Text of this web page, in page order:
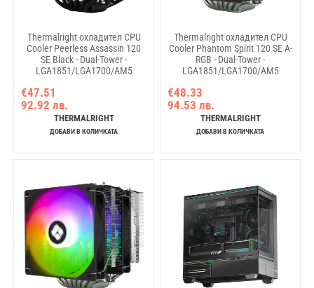
Thermalright охладител CPU
Cooler Peerless Assassin 120
SE Black - Dual-Tower -
LGA1851/LGA1700/AM5
€47.51
92.92 лв.
THERMALRIGHT
ДОБАВИ В КОЛИЧКАТА
Thermalright охладител CPU
Cooler Phantom Spirit 120 SE A-
RGB - Dual-Tower -
LGA1851/LGA1700/AM5
€48.33
94.53 лв.
THERMALRIGHT
ДОБАВИ В КОЛИЧКАТА